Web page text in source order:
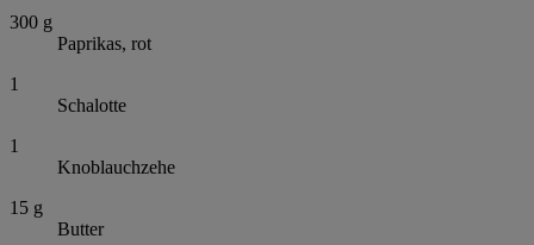
300 g
Paprikas, rot
1
Schalotte
1
Knoblauchzehe
15 g
Butter